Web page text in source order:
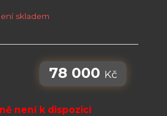
skladem
78 000 Kč
není k dispozici